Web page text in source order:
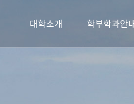
대학소개 학부학과안